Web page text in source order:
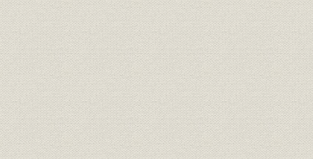
貸付金;漁業
金庫の水産団体に対する使途別
貸出残高
昭和21年
(1947年)3
設備;生産
戦後の漁船建造許可数および竣
工数
昭和22年
価格
漁船トン当り船価および馬力当
り機関価の推移
昭和20年
(1948年)8